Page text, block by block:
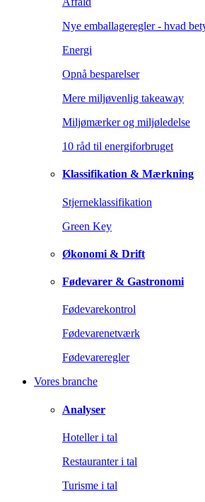
Nye emballageregler - hvad
Energi
Opnå besparelser
Mere miljøvenlig takeaway
Miljømærker og miljøledelse
10 råd til energiforbruget
Klassifikation & Mærkning
Stjerneklassifikation
Green Key
Økonomi & Drift
Fødevarer & Gastronomi
Fødevarekontrol
Fødevarenetværk
Fødevareregler
Vores branche
Analyser
Hoteller i tal
Restauranter i tal
Turisme i tal